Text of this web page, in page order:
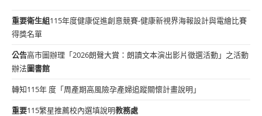
重要衛生組115年度健康促進創意競賽-健康新視界海報設計與電繪比賽
得獎名單
公告高市圖辦理「2026朗聲大賞：朗讀文本演出影片徵選活動」之活動
辦法圖書館
轉知115年 度「周產期高風險孕產婦追蹤關懷計畫說明」
重要115繁星推薦校內選填說明教務處